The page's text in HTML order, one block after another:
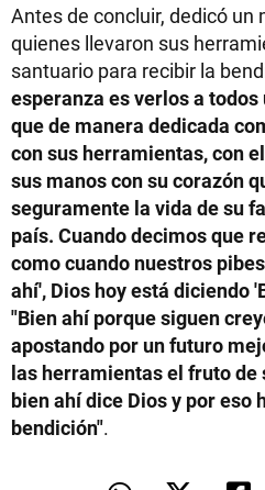
Antes de concluir, dedicó un
quienes llevaron sus
santuario para recibir la
esperanza es verlos a
que de manera dedicada
con sus herramientas, con
sus manos con su corazón
seguramente la vida de su
país. Cuando decimos que
como cuando nuestros
ahí', Dios hoy está diciendo
"Bien ahí porque siguen
apostando por un futuro
las herramientas el fruto de
bien ahí dice Dios y por eso
bendición".